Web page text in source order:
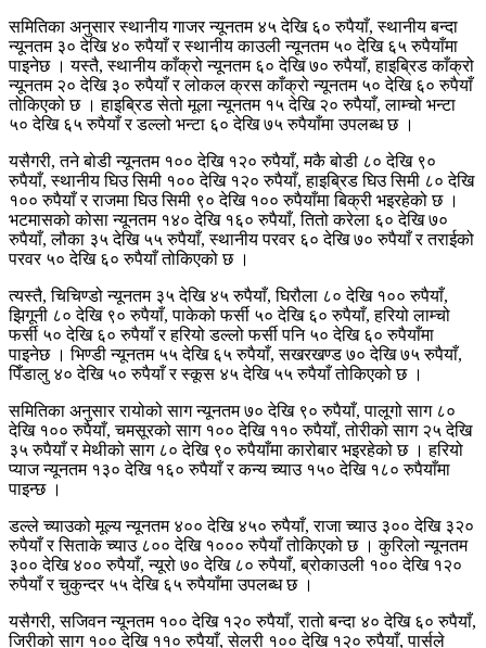
समितिका अनुसार स्थानीय गाजर न्यूनतम ४५ देखि ६० रुपैयाँ, स्थानीय बन्दा
न्यूनतम ३० देखि ४० रुपैयाँ र स्थानीय काउली न्यूनतम ५० देखि ६५ रुपैयाँमा
पाइनेछ । यस्तै, स्थानीय काँक्रो न्यूनतम ६० देखि ७० रुपैयाँ, हाइब्रिड काँक्रो
न्यूनतम २० देखि ३० रुपैयाँ र लोकल क्रस काँक्रो न्यूनतम ५० देखि ६० रुपैयाँ
तोकिएको छ । हाइब्रिड सेतो मूला न्यूनतम १५ देखि २० रुपैयाँ, लाम्चो भन्टा
५० देखि ६५ रुपैयाँ र डल्लो भन्टा ६० देखि ७५ रुपैयाँमा उपलब्ध छ ।
यसैगरी, तने बोडी न्यूनतम १०० देखि १२० रुपैयाँ, मकै बोडी ८० देखि ९०
रुपैयाँ, स्थानीय घिउ सिमी १०० देखि १२० रुपैयाँ, हाइब्रिड घिउ सिमी ८० देखि
१०० रुपैयाँ र राजमा घिउ सिमी ९० देखि १०० रुपैयाँमा बिक्री भइरहेको छ ।
भटमासको कोसा न्यूनतम १४० देखि १६० रुपैयाँ, तितो करेला ६० देखि ७०
रुपैयाँ, लौका ३५ देखि ५५ रुपैयाँ, स्थानीय परवर ६० देखि ७० रुपैयाँ र तराईको
परवर ५० देखि ६० रुपैयाँ तोकिएको छ ।
त्यस्तै, चिचिण्डो न्यूनतम ३५ देखि ४५ रुपैयाँ, घिरौला ८० देखि १०० रुपैयाँ,
झिगूनी ८० देखि ९० रुपैयाँ, पाकेको फर्सी ५० देखि ६० रुपैयाँ, हरियो लाम्चो
फर्सी ५० देखि ६० रुपैयाँ र हरियो डल्लो फर्सी पनि ५० देखि ६० रुपैयाँमा
पाइनेछ । भिण्डी न्यूनतम ५५ देखि ६५ रुपैयाँ, सखरखण्ड ७० देखि ७५ रुपैयाँ,
पिँडालु ४० देखि ५० रुपैयाँ र स्कूस ४५ देखि ५५ रुपैयाँ तोकिएको छ ।
समितिका अनुसार रायोको साग न्यूनतम ७० देखि ९० रुपैयाँ, पालूगो साग ८०
देखि १०० रुपैयाँ, चमसूरको साग १०० देखि ११० रुपैयाँ, तोरीको साग २५ देखि
३५ रुपैयाँ र मेथीको साग ८० देखि ९० रुपैयाँमा कारोबार भइरहेको छ । हरियो
प्याज न्यूनतम १३० देखि १६० रुपैयाँ र कन्य च्याउ १५० देखि १८० रुपैयाँमा
पाइन्छ ।
डल्ले च्याउको मूल्य न्यूनतम ४०० देखि ४५० रुपैयाँ, राजा च्याउ ३०० देखि ३२०
रुपैयाँ र सिताके च्याउ ८०० देखि १००० रुपैयाँ तोकिएको छ । कुरिलो न्यूनतम
३०० देखि ४०० रुपैयाँ, न्यूरो ७० देखि ८० रुपैयाँ, ब्रोकाउली १०० देखि १२०
रुपैयाँ र चुकुन्दर ५५ देखि ६५ रुपैयाँमा उपलब्ध छ ।
यसैगरी, सजिवन न्यूनतम १०० देखि १२० रुपैयाँ, रातो बन्दा ४० देखि ६० रुपैयाँ,
जिरीको साग १०० देखि ११० रुपैयाँ, सेलरी १०० देखि १२० रुपैयाँ, पार्सले